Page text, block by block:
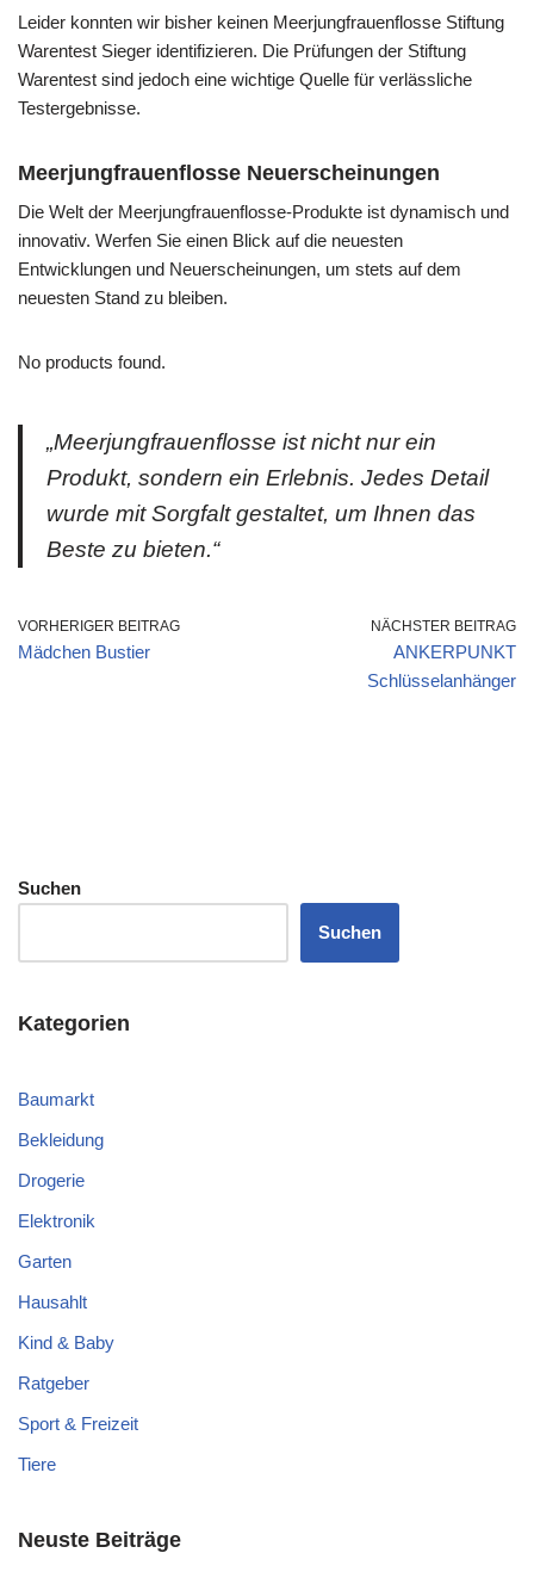
Leider konnten wir bisher keinen Meerjungfrauenflosse Stiftung
Warentest Sieger identifizieren. Die Prüfungen der Stiftung
Warentest sind jedoch eine wichtige Quelle für verlässliche
Testergebnisse.
Meerjungfrauenflosse Neuerscheinungen
Die Welt der Meerjungfrauenflosse-Produkte ist dynamisch und
innovativ. Werfen Sie einen Blick auf die neuesten
Entwicklungen und Neuerscheinungen, um stets auf dem
neuesten Stand zu bleiben.
No products found.
„Meerjungfrauenflosse ist nicht nur ein
Produkt, sondern ein Erlebnis. Jedes Detail
wurde mit Sorgfalt gestaltet, um Ihnen das
Beste zu bieten.“
VORHERIGER BEITRAG
Mädchen Bustier
NÄCHSTER BEITRAG
ANKERPUNKT
Schlüsselanhänger
Suchen
Suchen
Kategorien
Baumarkt
Bekleidung
Drogerie
Elektronik
Garten
Hausahlt
Kind & Baby
Ratgeber
Sport & Freizeit
Tiere
Neuste Beiträge